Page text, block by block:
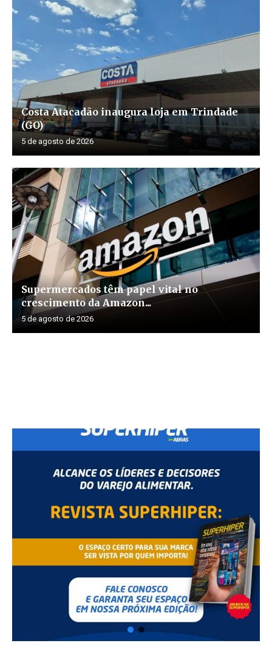
Costa Atacadão inaugura loja em Trindade
(GO)
5 de agosto de 2026
Supermercados têm papel vital no
crescimento da Amazon...
5 de agosto de 2026